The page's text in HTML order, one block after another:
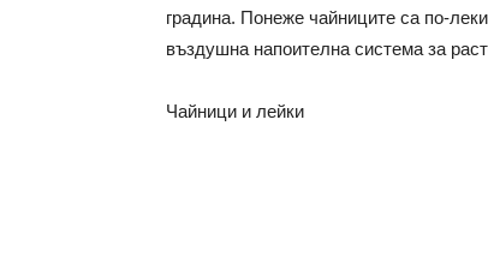
градина. Понеже чайниците са по-
въздушна напоителна система за
Чайници и лейки